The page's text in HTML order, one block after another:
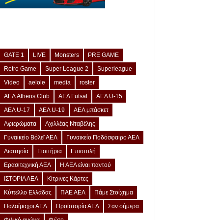
GATE 1 LIVE Monsters
PRE GAME
Retro Game
Super League 2
Superleague
Video
aelole media
roster
ΑΕΛ Athens Club
ΑΕΛ Futsal
ΑΕΛ U-15
ΑΕΛ U-17
ΑΕΛ U-19
ΑΕΛ μπάσκετ
Αφιερώματα
Αχιλλέας Νταβέλης
Γυναικείο Βόλεϊ ΑΕΛ
Γυναικείο Ποδόσφαιρο ΑΕΛ
Διαιτησία
Εισιτήρια
Επιστολή
Ερασιτεχνική ΑΕΛ
Η ΑΕΛ είναι παντού
ΙΣΤΟΡΙΑ ΑΕΛ
Κίτρινες Κάρτες
Κύπελλο Ελλάδας
ΠΑΕ ΑΕΛ
Πάμε Στοίχημα
Παλαίμαχοι ΑΕΛ
Προϊστορία ΑΕΛ
Σαν σήμερα